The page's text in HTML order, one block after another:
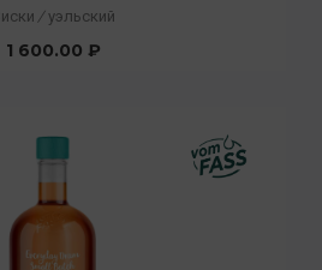
/ уэльский
1 600.00 ₽